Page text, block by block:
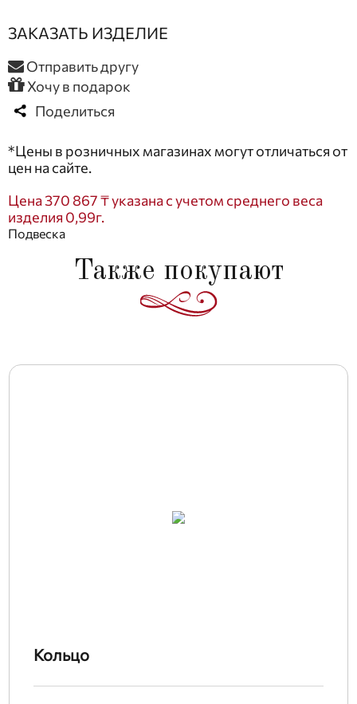
ЗАКАЗАТЬ ИЗДЕЛИЕ
Отправить другу
Хочу в подарок
Поделиться
*Цены в розничных магазинах могут отличаться от
цен на сайте.
Цена 370 867 ₸ указана с учетом среднего веса
изделия 0,99г.
Подвеска
Также покупают
Кольцо